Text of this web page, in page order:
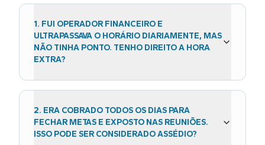
1. FUI OPERADOR FINANCEIRO E
ULTRAPASSAVA O HORÁRIO DIARIAMENTE, MAS
NÃO TINHA PONTO. TENHO DIREITO A HORA
EXTRA?
2. ERA COBRADO TODOS OS DIAS PARA
FECHAR METAS E EXPOSTO NAS REUNIÕES.
ISSO PODE SER CONSIDERADO ASSÉDIO?